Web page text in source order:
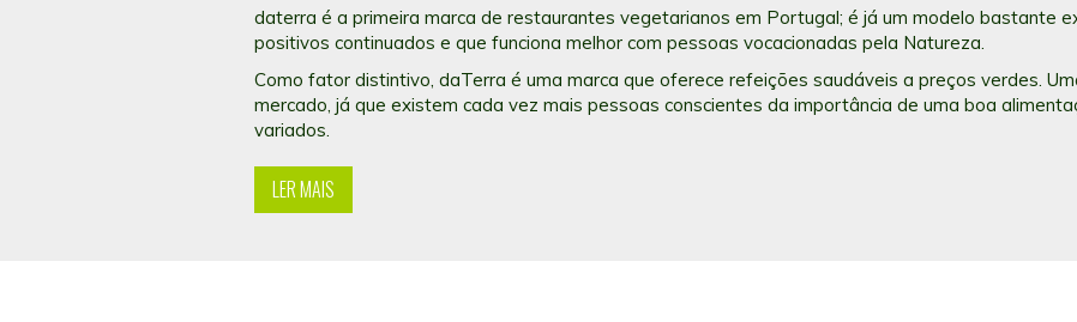
daterra é a primeira marca de restaurantes vegetarianos em Portugal; é já um modelo bastante
positivos continuados e que funciona melhor com pessoas vocacionadas pela Natureza.
Como fator distintivo, daTerra é uma marca que oferece refeições saudáveis a preços verdes.
mercado, já que existem cada vez mais pessoas conscientes da importância de uma boa
variados.
LER MAIS